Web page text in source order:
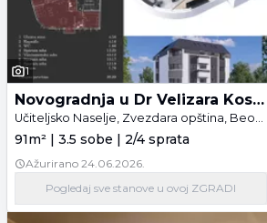
1
Novogradnja u Dr Velizara Kosanovića
Učiteljsko Naselje, Zvezdara opština, Beograd
91m² | 3.5 sobe | 2/4 sprata
Ažurirano 24.06.2026.
Pogledajsve stanove u ovoj ZGRADI